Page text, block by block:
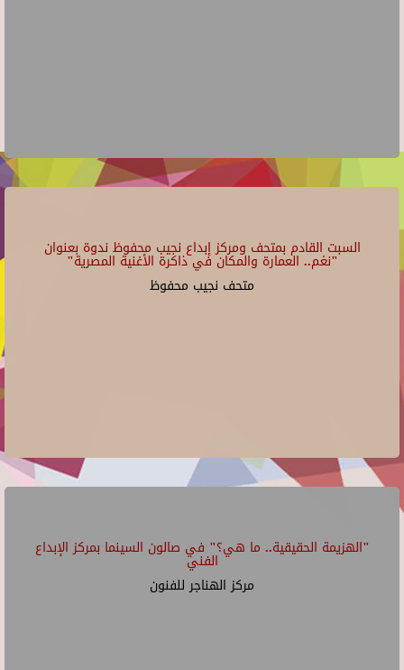
السبت القادم بمتحف ومركز إبداع نجيب محفوظ ندوة بعنوان
"نغم.. العمارة والمكان في ذاكرة الأغنية المصرية"
متحف نجيب محفوظ
"الهزيمة الحقيقية.. ما هي؟" في صالون السينما بمركز الإبداع
الفني
مركز الهناجر للفنون